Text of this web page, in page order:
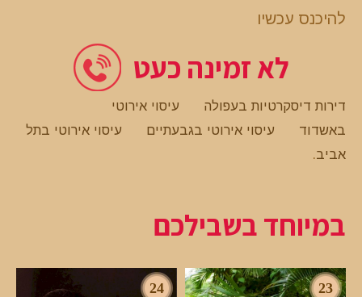
להיכנס עכשיו
לא זמינה כעט
דירות דיסקרטיות בעפולה
עיסוי אירוטי
באשדוד
עיסוי אירוטי בגבעתיים
עיסוי אירוטי בתל
אביב.
במיוחד בשבילכם
23
24